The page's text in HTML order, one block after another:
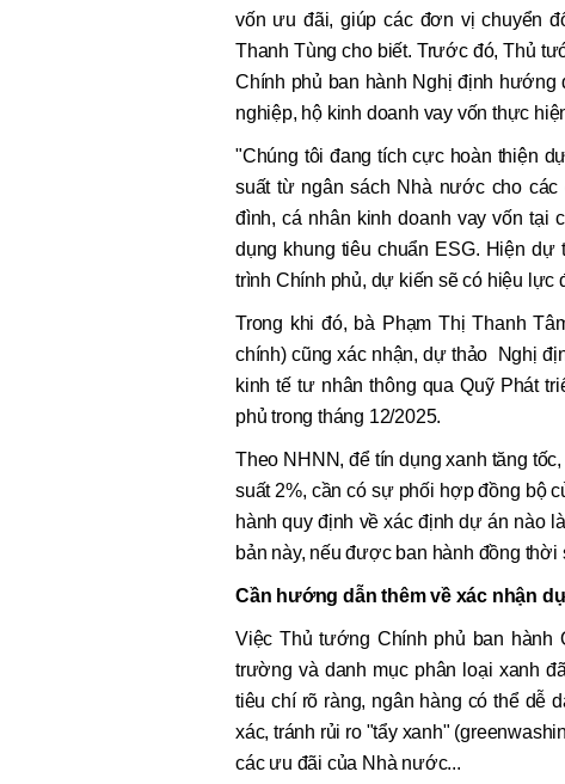
vốn ưu đãi, giúp các đơn vị chuyển
Thanh Tùng cho biết. Trước đó, Thủ
Chính phủ ban hành Nghị định hướng
nghiệp, hộ kinh doanh vay vốn thực
"Chúng tôi đang tích cực hoàn thiện
suất từ ngân sách Nhà nước cho
đình, cá nhân kinh doanh vay vốn tại
dụng khung tiêu chuẩn ESG. Hiện
trình Chính phủ, dự kiến sẽ có hiệu lực
Trong khi đó, bà Phạm Thị Thanh
chính) cũng xác nhận, dự thảo Nghị
kinh tế tư nhân thông qua Quỹ Phát
phủ trong tháng 12/2025.
Theo NHNN, để tín dụng xanh tăng
suất 2%, cần có sự phối hợp đồng bộ
hành quy định về xác định dự án nào
bản này, nếu được ban hành đồng
Cần hướng dẫn thêm về xác nhận
Việc Thủ tướng Chính phủ ban hành
trường và danh mục phân loại xanh
tiêu chí rõ ràng, ngân hàng có thể dễ
xác, tránh rủi ro "tẩy xanh"
các ưu đãi của Nhà nước...